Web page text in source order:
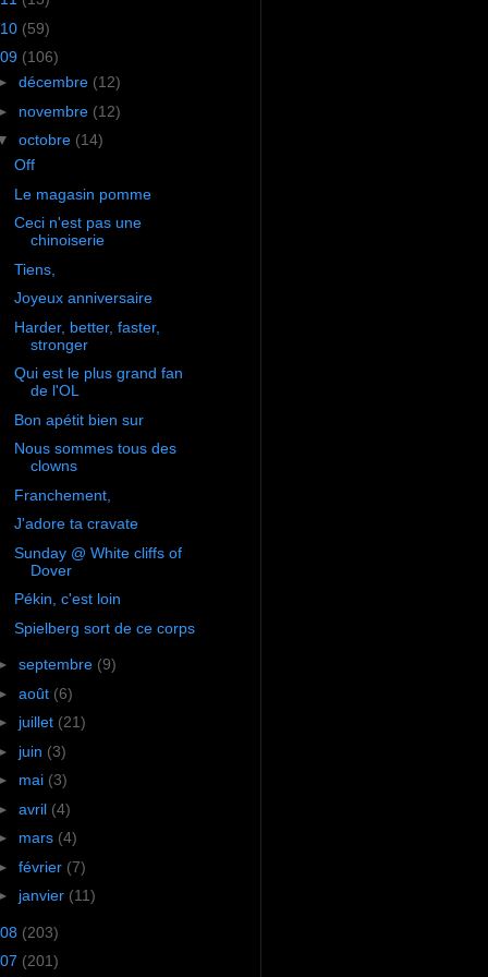
10 (59)
09 (106)
décembre (12)
novembre (12)
octobre (14)
Off
Le magasin pomme
Ceci n'est pas une
chinoiserie
Tiens,
Joyeux anniversaire
Harder, better, faster,
stronger
Qui est le plus grand fan
de l'OL
Bon apétit bien sur
Nous sommes tous des
clowns
Franchement,
J'adore ta cravate
Sunday @ White cliffs of
Dover
Pékin, c'est loin
Spielberg sort de ce corps
septembre (9)
août (6)
juillet (21)
juin (3)
mai (3)
avril (4)
mars (4)
février (7)
janvier (11)
08 (203)
07 (201)